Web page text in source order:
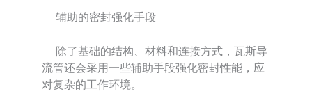
辅助的密封强化手段
除了基础的结构、材料和连接方式，瓦斯导
流管还会采用一些辅助手段强化密封性能，应
对复杂的工作环境。